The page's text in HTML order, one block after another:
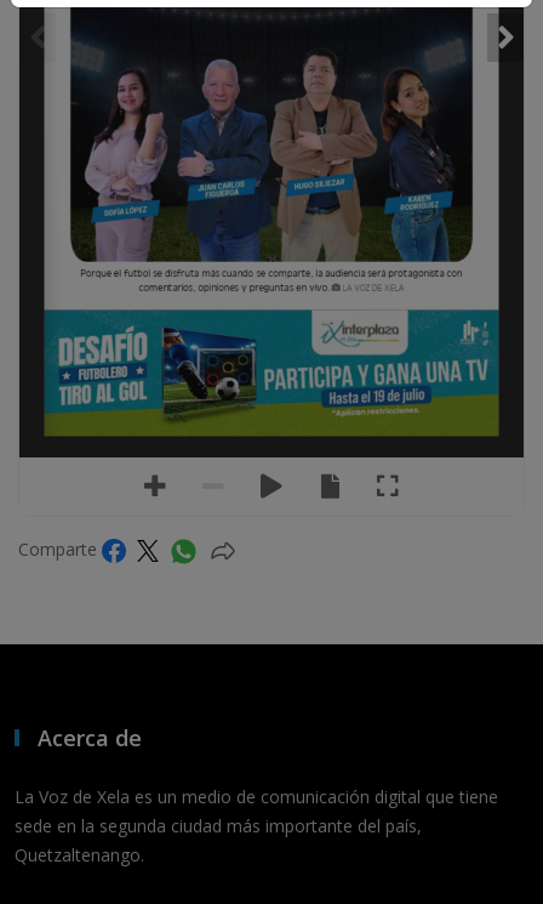
Porque el futbol se disfruta más cuando se comparte, la audiencia será protagonista con
comentarios, opiniones y preguntas en vivo. LA VOZ DE XELA
Comparte
Acerca de
La Voz de Xela es un medio de comunicación digital que tiene
sede en la segunda ciudad más importante del país,
Quetzaltenango.